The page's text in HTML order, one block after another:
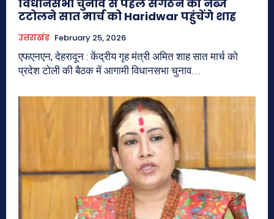
विधानसभा चुनाव से पहले संगठन की नब्ज
टटोलने सात मार्च को Haridwar पहुंचेंगे शाह
उत्तराखंड February 25, 2026
एफएनएन, देहरादून : केंद्रीय गृह मंत्री अमित शाह सात मार्च को
प्रदेश टोली की बैठक में आगामी विधानसभा चुनाव...